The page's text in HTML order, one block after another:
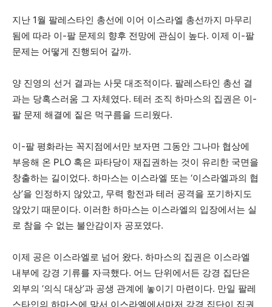
지난 1월 팔레스타인 총선에 이어 이스라엘 총선까지 마무리
됨에 따라 이-팔 문제의 향후 전망에 관심이 높다. 이제 이-팔
문제는 어떻게 진행되어 갈까.
양 진영의 선거 결과는 사뭇 대조적이다. 팔레스타인 총선 결
과는 당혹스러움 그 자체였다. 테러 조직 하마스의 집권은 이-
팔 문제 해결에 짙은 먹구름을 드리웠다.
이-팔 평화라는 꼭지점에서만 보자면 그동안 그나마 협상에
부응해 온 PLO 혹은 파타당이 재집권하는 것이 유리한 국면을
창출하는 길이었다. 하마스는 이스라엘 또는 ‘이스라엘과의 협
상’을 인정하지 않았고, 무력 항전과 테러 공격을 포기하지도
않았기 때문이다. 이러한 하마스는 이스라엘의 입장에서는 실
로 참을 수 없는 불안감이자 공포였다.
이제 공은 이스라엘로 넘어 왔다. 하마스의 집권은 이스라엘
내부에 강경 기류를 자극했다. 어느 단위에서든 강경 집단은
외부의 ‘의식 대상’과 공생 관계에 놓이기 마련이다. 만일 팔레
스타인의 하마스에 맞서 이스라엘에서마저 강경 집단이 집권